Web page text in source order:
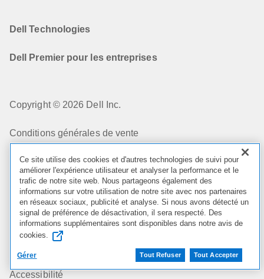
Dell Technologies
Dell Premier pour les entreprises
Copyright © 2026 Dell Inc.
Conditions générales de vente
Confidentialité
Mes choix en matière de confidentialité
Cookies, Publicités et courriers électroniques
Accessibilité
Ce site utilise des cookies et d'autres technologies de suivi pour
améliorer l'expérience utilisateur et analyser la performance et le
trafic de notre site web. Nous partageons également des
informations sur votre utilisation de notre site avec nos partenaires
en réseaux sociaux, publicité et analyse. Si nous avons détecté un
signal de préférence de désactivation, il sera respecté. Des
informations supplémentaires sont disponibles dans notre avis de
cookies.
Gérer Tout Refuser Tout Accepter